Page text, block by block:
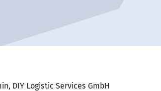
DIY Logistic Services GmbH